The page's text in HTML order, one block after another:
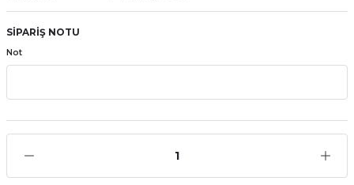
Pili
SİPARİŞ NOTU
Not